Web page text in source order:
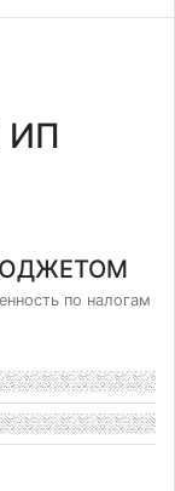
ИП
по налогам